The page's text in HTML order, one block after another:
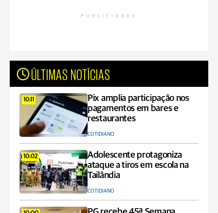
PUBLICIDADE
ÚLTIMAS NOTÍCIAS
10:11
Pix amplia participação nos
pagamentos em bares e
restaurantes
COTIDIANO
10:02
Adolescente protagoniza
ataque a tiros em escola na
Tailândia
COTIDIANO